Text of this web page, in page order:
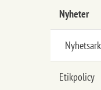
Nyheter
Etikpolicy